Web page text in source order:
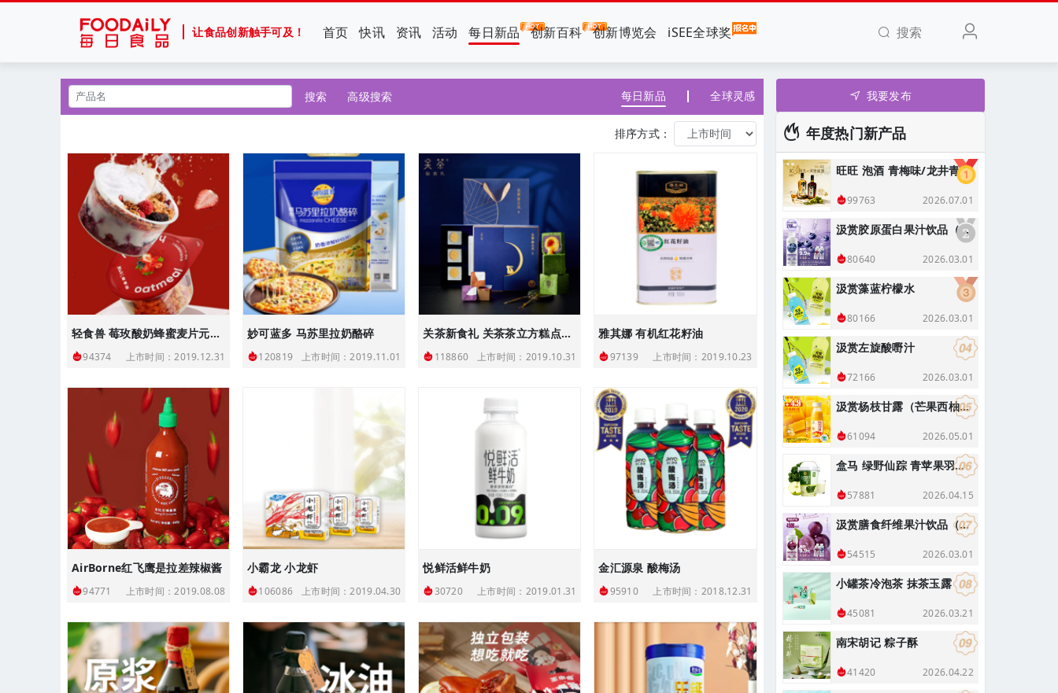
让食品创新触手可及！ 首页 快讯 资讯 活动 每日新品 创新百科 创新博览会 iSEE全球奖 搜索
搜索 高级搜索 每日新品 全球灵感
排序方式：
轻食兽 莓玫酸奶蜂蜜麦片元气碗 50g
94374 上市时间：2019.12.31
妙可蓝多 马苏里拉奶酪碎
120819 上市时间：2019.11.01
关茶新食礼 关茶茶立方糕点（经典6枚装）
118860 上市时间：2019.10.31
雅其娜 有机红花籽油
97139 上市时间：2019.10.23
AirBorne红飞鹰是拉差辣椒酱
94771 上市时间：2019.08.08
小霸龙 小龙虾
106086 上市时间：2019.04.30
悦鲜活鲜牛奶
30720 上市时间：2019.01.31
金汇源泉 酸梅汤
95910 上市时间：2018.12.31
我要发布
年度热门新产品
旺旺 泡酒 青梅味/龙井青梅味
99763 2026.07.01
汲赏胶原蛋白果汁饮品（蓝莓味）
80640 2026.03.01
汲赏藻蓝柠檬水
80166 2026.03.01
汲赏左旋酸嘢汁
72166 2026.03.01
汲赏杨枝甘露（芒果西柚复合果汁饮料）290g
61094 2026.05.01
盒马 绿野仙踪 青苹果羽衣甘蓝奇亚籽酸奶昔 400g
57881 2026.04.15
汲赏膳食纤维果汁饮品（葡萄味）
54515 2026.03.01
小罐茶冷泡茶 抹茶玉露
45081 2026.03.21
南宋胡记 粽子酥
41420 2026.04.22